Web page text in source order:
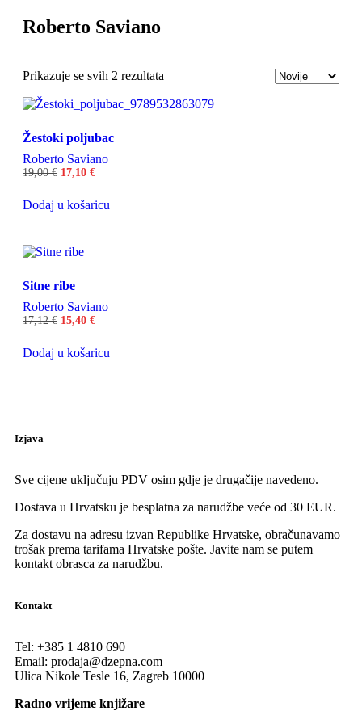
Odaberite
Roberto Saviano
Prikazuje se svih 2 rezultata
Žestoki poljubac
Roberto Saviano
19,00€ 17,10 €
Dodaj u košaricu
Sitne ribe
Roberto Saviano
17,12€ 15,40 €
Dodaj u košaricu
Izjava
Sve cijene uključuju PDV osim gdje je drugačije navedeno.
Dostava u Hrvatsku je besplatna za narudžbe veće od 30 EUR.
Za dostavu na adresu izvan Republike Hrvatske, obračunavamo
trošak prema tarifama Hrvatske pošte. Javite nam se putem
kontakt obrasca za narudžbu.
Kontakt
Tel: +385 1 4810 690
Email: prodaja@dzepna.com
Ulica Nikole Tesle 16, Zagreb 10000
Radno vrijeme knjižare